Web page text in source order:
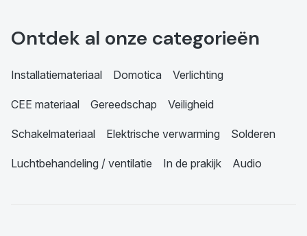
Ontdek al onze categorieën
Installatiemateriaal Domotica Verlichting
CEE materiaal Gereedschap Veiligheid
Schakelmateriaal Elektrische verwarming Solderen
Luchtbehandeling / ventilatie In de prakijk Audio